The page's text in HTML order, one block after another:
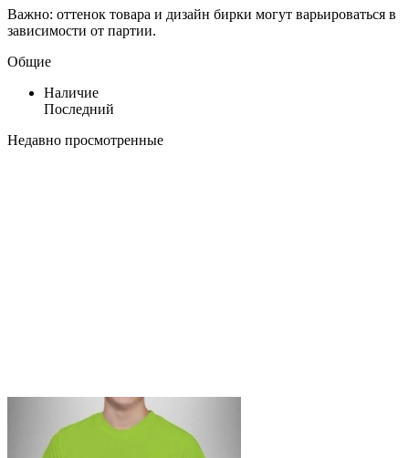
Важно: оттенок товара и дизайн бирки могут варьироваться в
зависимости от партии.
Общие
Наличие
Последний
Недавно просмотренные